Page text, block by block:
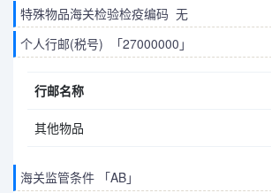
特殊物品海关检验检疫编码 无
个人行邮(税号) 「27000000」
行邮名称
其他物品
海关监管条件 「AB」